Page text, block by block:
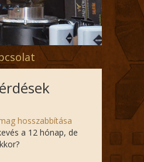
hosszabbítása
a 12 hónap, de